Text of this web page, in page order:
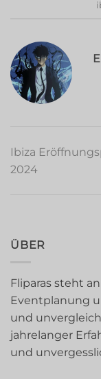
Ibiza
2024
ÜBER
Fliparas steht
Eventplanung
und
jahrelanger
und